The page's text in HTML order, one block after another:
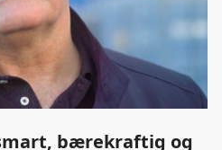
bærekraftig og